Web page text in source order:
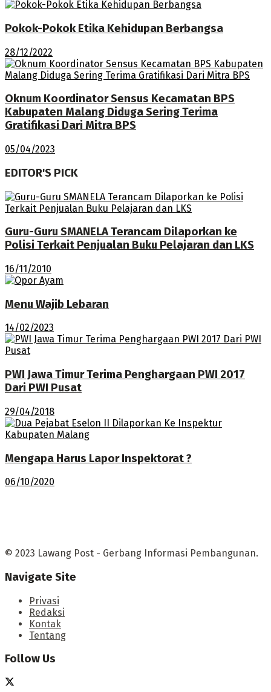
Pokok-Pokok Etika Kehidupan Berbangsa
28/12/2022
Oknum Koordinator Sensus Kecamatan BPS
Kabupaten Malang Diduga Sering Terima
Gratifikasi Dari Mitra BPS
05/04/2023
EDITOR'S PICK
Guru-Guru SMANELA Terancam Dilaporkan ke
Polisi Terkait Penjualan Buku Pelajaran dan LKS
16/11/2010
Menu Wajib Lebaran
14/02/2023
PWI Jawa Timur Terima Penghargaan PWI 2017
Dari PWI Pusat
29/04/2018
Mengapa Harus Lapor Inspektorat ?
06/10/2020
© 2023 Lawang Post - Gerbang Informasi Pembangunan.
Navigate Site
Privasi
Redaksi
Kontak
Tentang
Follow Us